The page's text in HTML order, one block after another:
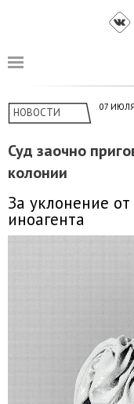
НОВОСТИ 07
Суд заочно
колонии
За уклонение
иноагента